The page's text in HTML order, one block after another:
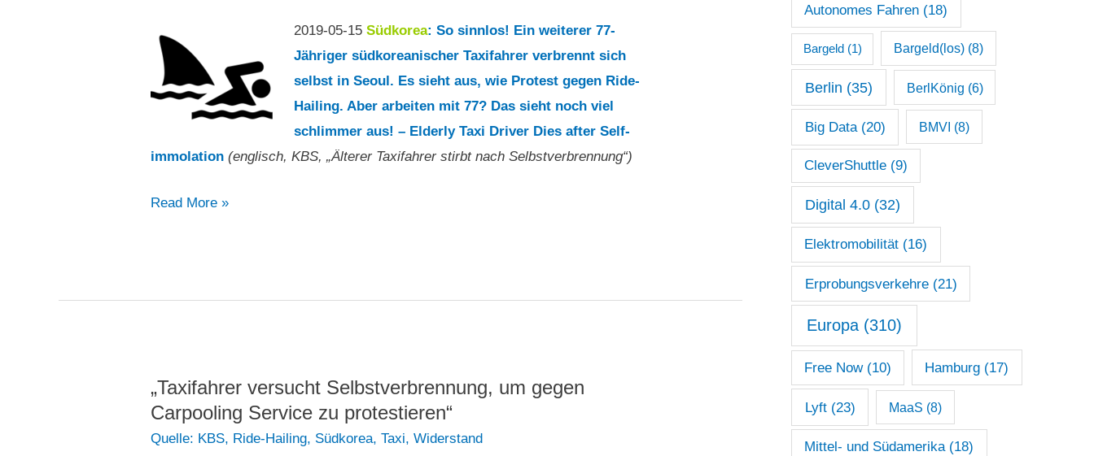
2019-05-15 Südkorea: So sinnlos! Ein weiterer 77-
Jähriger südkoreanischer Taxifahrer verbrennt sich
selbst in Seoul. Es sieht aus, wie Protest gegen Ride-
Hailing. Aber arbeiten mit 77? Das sieht noch viel
schlimmer aus! – Elderly Taxi Driver Dies after Self-
immolation(englisch, KBS, „Älterer Taxifahrer stirbt nach Selbstverbrennung“)
„Älterer
Selbstverbrennung“
Read More »
„Taxifahrer versucht Selbstverbrennung, um gegen
Carpooling Service zu protestieren“
Quelle: KBS, Ride-Hailing, Südkorea,Taxi,Widerstand
Autonomes Fahren (18)
Bargeld (1) Bargeld(los)(8)
Berlin (35) BerlKönig (6)
Big Data(20) BMVI (8)
CleverShuttle(9)
Digital 4.0(32)
Elektromobilität (16)
Erprobungsverkehre(21)
Europa(310)
Free Now(10) Hamburg (17)
Lyft(23) MaaS (8)
Mittel- und Südamerika(18)